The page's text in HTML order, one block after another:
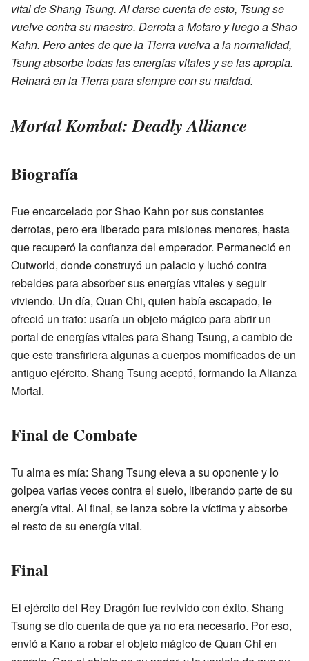
vital de Shang Tsung. Al darse cuenta de esto, Tsung se
vuelve contra su maestro. Derrota a Motaro y luego a Shao
Kahn. Pero antes de que la Tierra vuelva a la normalidad,
Tsung absorbe todas las energías vitales y se las apropia.
Reinará en la Tierra para siempre con su maldad.
Mortal Kombat: Deadly Alliance
Biografía
Fue encarcelado por Shao Kahn por sus constantes
derrotas, pero era liberado para misiones menores, hasta
que recuperó la confianza del emperador. Permaneció en
Outworld, donde construyó un palacio y luchó contra
rebeldes para absorber sus energías vitales y seguir
viviendo. Un día, Quan Chi, quien había escapado, le
ofreció un trato: usaría un objeto mágico para abrir un
portal de energías vitales para Shang Tsung, a cambio de
que este transfiriera algunas a cuerpos momificados de un
antiguo ejército. Shang Tsung aceptó, formando la Alianza
Mortal.
Final de Combate
Tu alma es mía: Shang Tsung eleva a su oponente y lo
golpea varias veces contra el suelo, liberando parte de su
energía vital. Al final, se lanza sobre la víctima y absorbe
el resto de su energía vital.
Final
El ejército del Rey Dragón fue revivido con éxito. Shang
Tsung se dio cuenta de que ya no era necesario. Por eso,
envió a Kano a robar el objeto mágico de Quan Chi en